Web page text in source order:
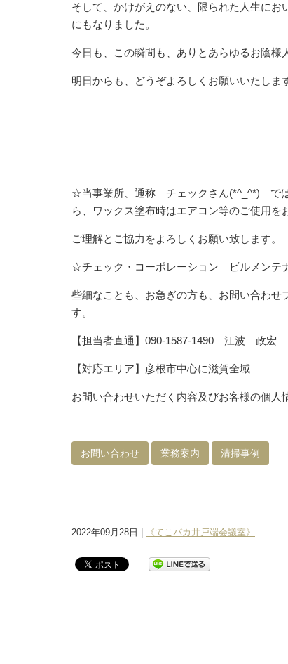
そして、かけがえのない、限られた人生に
にもなりました。
今日も、この瞬間も、ありとあらゆるお陰様
明日からも、どうぞよろしくお願いいたしま
☆当事業所、通称 チェックさん(*^_^*) では
ら、ワックス塗布時はエアコン等のご使用を
ご理解とご協力をよろしくお願い致します。
☆チェック・コーポレーション ビルメン
些細なことも、お急ぎの方も、お問い合わせ
す。
【担当者直通】090-1587-1490 江波 政宏
【対応エリア】彦根市中心に滋賀全域
お問い合わせいただく内容及びお客様の個人
お問い合わせ 業務案内 清掃事例
2022年09月28日 | 《てこパカ井戸端会議室》